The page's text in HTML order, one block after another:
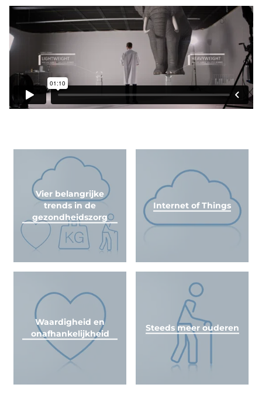
Vier belangrijke
trends in de
gezondheidszorg
Internet of Things
Waardigheid en
onafhankelijkheid
Steeds meer ouderen